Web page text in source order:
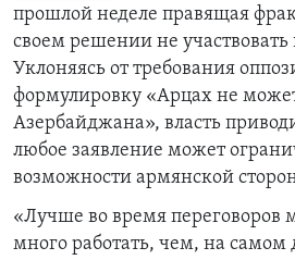
прошлой неделе правящая
своем решении не участвовать
Уклоняясь от требования
формулировку «Арцах не
Азербайджана», власть
любое заявление может
возможности армянской
«Лучше во время переговоров
много работать, чем, на самом